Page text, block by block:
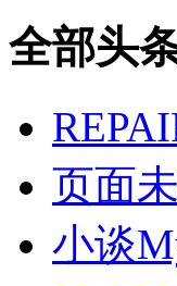
全部头
页面
小谈